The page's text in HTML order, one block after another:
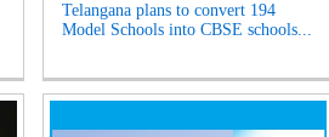
Telangana plans to convert 194
Model Schools into CBSE schools...